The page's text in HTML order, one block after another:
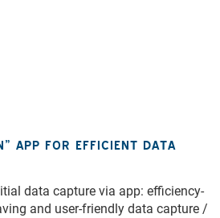
APP FOR EFFICIENT DATA
data capture via app: efficiency-
and user-friendly data capture /